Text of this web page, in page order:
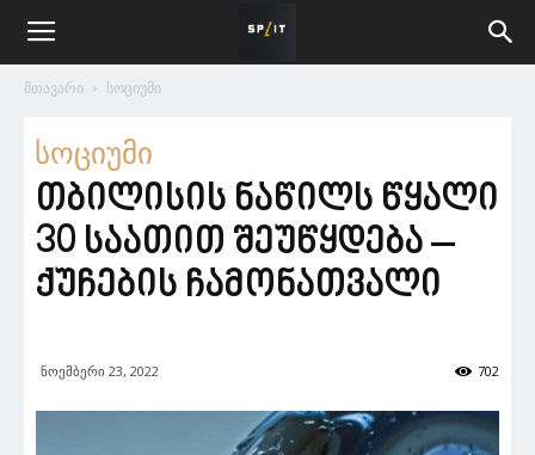
მთავარი სოციუმი
სოციუმი
თბილისის ნაწილს წყალი
30 საათით შეუწყდება –
ქუჩების ჩამონათვალი
ნოემბერი 23, 2022 702